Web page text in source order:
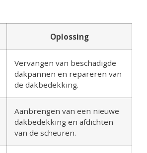
Oplossing
Vervangen van beschadigde
dakpannen en repareren van
de dakbedekking.
Aanbrengen van een nieuwe
dakbedekking en afdichten
van de scheuren.